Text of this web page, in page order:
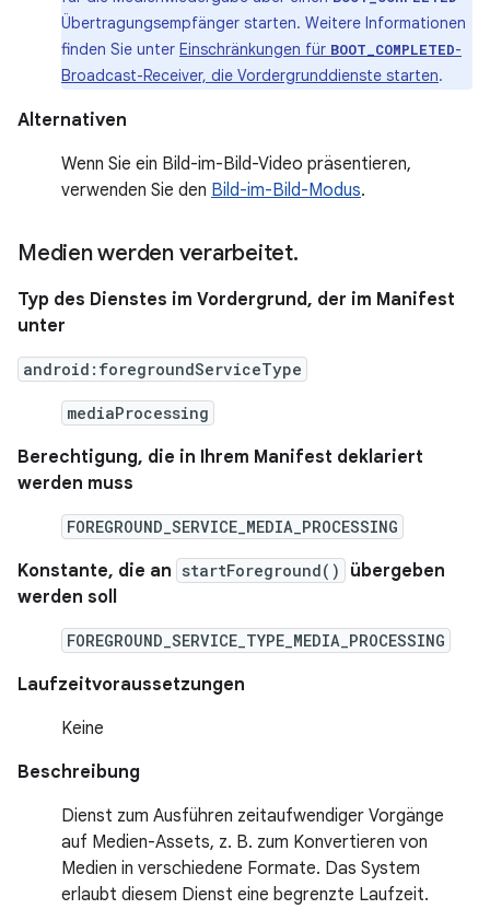
Übertragungsempfänger starten. Weitere Informationen
finden Sie unter Einschränkungen für BOOT_COMPLETED-
Broadcast-Receiver, die Vordergrunddienste starten.
Alternativen
Wenn Sie ein Bild-im-Bild-Video präsentieren,
verwenden Sie den Bild-im-Bild-Modus.
Medien werden verarbeitet.
Typ des Dienstes im Vordergrund, der im Manifest
unter
android:foregroundServiceType
mediaProcessing
Berechtigung, die in Ihrem Manifest deklariert
werden muss
FOREGROUND_SERVICE_MEDIA_PROCESSING
Konstante, die an startForeground()
übergeben
werden soll
FOREGROUND_SERVICE_TYPE_MEDIA_PROCESSING
Laufzeitvoraussetzungen
Keine
Beschreibung
Dienst zum Ausführen zeitaufwendiger Vorgänge
auf Medien-Assets, z. B. zum Konvertieren von
Medien in verschiedene Formate. Das System
erlaubt diesem Dienst eine begrenzte Laufzeit.